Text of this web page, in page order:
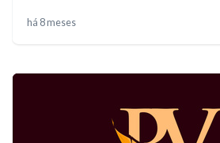
há 8 meses